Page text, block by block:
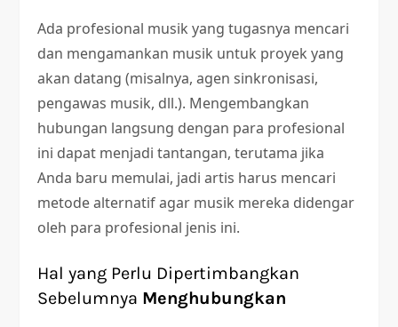
Ada profesional musik yang tugasnya mencari
dan mengamankan musik untuk proyek yang
akan datang (misalnya, agen sinkronisasi,
pengawas musik, dll.). Mengembangkan
hubungan langsung dengan para profesional
ini dapat menjadi tantangan, terutama jika
Anda baru memulai, jadi artis harus mencari
metode alternatif agar musik mereka didengar
oleh para profesional jenis ini.
Hal yang Perlu Dipertimbangkan
Sebelumnya Menghubungkan